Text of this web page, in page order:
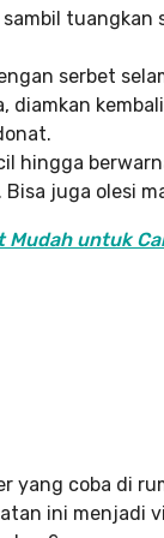
tuangkan
serbet
diamkan
hingga
juga olesi
Mudah untuk
yang coba di
ini menjadi